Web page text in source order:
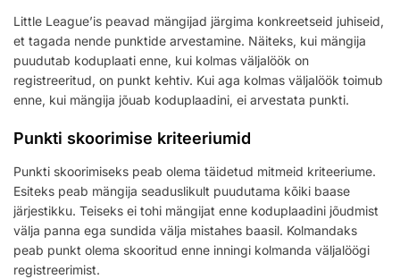
Little League’is peavad mängijad järgima konkreetseid juhiseid,
et tagada nende punktide arvestamine. Näiteks, kui mängija
puudutab koduplaati enne, kui kolmas väljalöök on
registreeritud, on punkt kehtiv. Kui aga kolmas väljalöök toimub
enne, kui mängija jõuab koduplaadini, ei arvestata punkti.
Punkti skoorimise kriteeriumid
Punkti skoorimiseks peab olema täidetud mitmeid kriteeriume.
Esiteks peab mängija seaduslikult puudutama kõiki baase
järjestikku. Teiseks ei tohi mängijat enne koduplaadini jõudmist
välja panna ega sundida välja mistahes baasil. Kolmandaks
peab punkt olema skooritud enne inningi kolmanda väljalöögi
registreerimist.